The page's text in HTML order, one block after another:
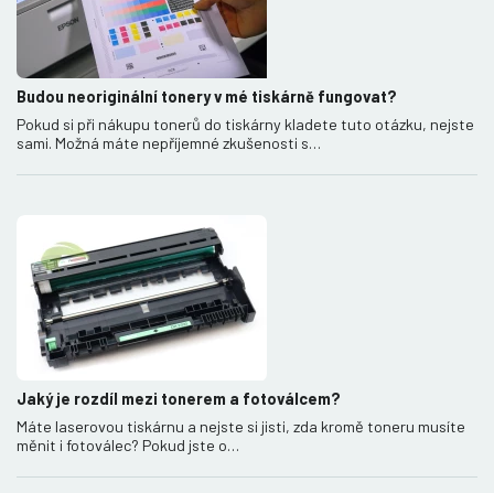
Budou neoriginální tonery v mé tiskárně fungovat?
Pokud si při nákupu tonerů do tiskárny kladete tuto otázku, nejste
sami. Možná máte nepříjemné zkušenosti s…
Jaký je rozdíl mezi tonerem a fotoválcem?
Máte laserovou tiskárnu a nejste si jisti, zda kromě toneru musíte
měnit i fotoválec? Pokud jste o…